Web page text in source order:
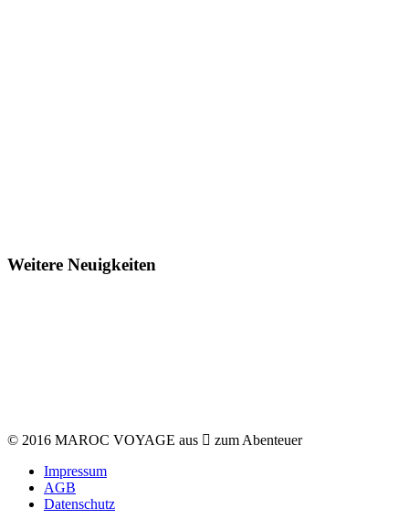
Weitere Neuigkeiten
© 2016 MAROC VOYAGE aus
zum Abenteuer
Impressum
AGB
Datenschutz